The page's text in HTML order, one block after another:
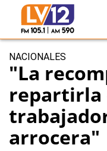
NACIONALES
"La
repartirla
arrocera"